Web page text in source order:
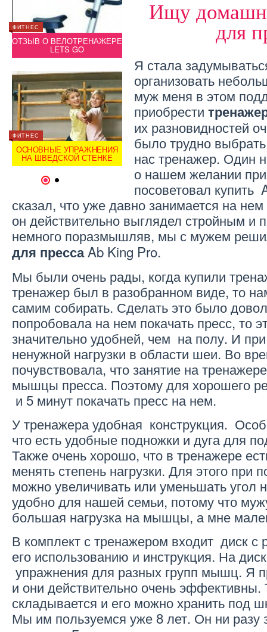
ФИТНЕС
ОТЗЫВ О ВЕЛОТРЕНАЖЕРЕ
LETS GO
ФИТНЕС
ОСНОВНЫЕ УПРАЖНЕНИЯ
НА ШВЕДСКОЙ СТЕНКЕ
БУРГЕР КИНГ (BURGER
ОТЗЫВЫ
ОТЗЫВ О САЛИЦИЛОВОЙ
КИСЛОТЕ НА
Ищу
для
Я стала
организовать
муж меня в этом
приобрести
их разновидностей
было трудно
нас тренажер. Один
о нашем желании
посоветовал купить
сказал, что уже давно занимается на
он действительно выглядел стройным и
немного поразмышляв, мы с мужем
для прессаAb King Pro.
Мы были очень рады, когда купили
тренажер был в разобранном виде, то
самим собирать. Сделать это было
попробовала на нем покачать пресс, то
значительно удобней, чем на полу. И
ненужной нагрузки в области шеи. Во
почувствовала, что занятие на
мышцы пресса. Поэтому для хорошего
и 5 минут покачать пресс на нем.
У тренажера удобная конструкция.
что есть удобные подножки и дуга для
Также очень хорошо, что в тренажере
менять степень нагрузки. Для этого при
можно увеличивать или уменьшать угол
удобно для нашей семьи, потому что
большая нагрузка на мышцы, а мне
В комплект с тренажером входит диск с
его использованию и инструкция. На
упражнения для разных групп мышц. Я
и они действительно очень эффективны.
складывается и его можно хранить под
Мы им пользуемся уже 8 лет. Он ни разу